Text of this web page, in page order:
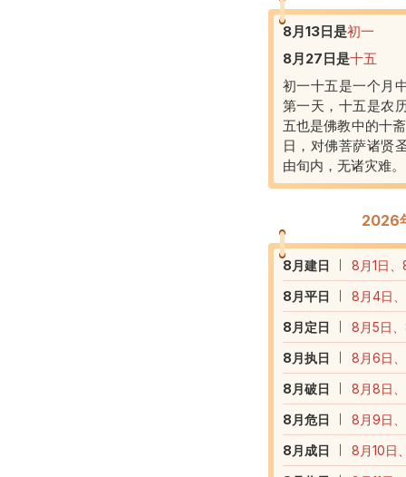
8月13日是初一
8月27日是十五
初一十五是一个月
第一天，十五是农
五也是佛教中的十
日，对佛菩萨诸贤
由旬内，无诸灾难
2026
8 月建日
8月1日
8 月平日
8月4日
8 月定日
8月5日
8 月执日
8月6日
8 月破日
8月8日
8 月危日
8月9日
8 月成日
8月10日